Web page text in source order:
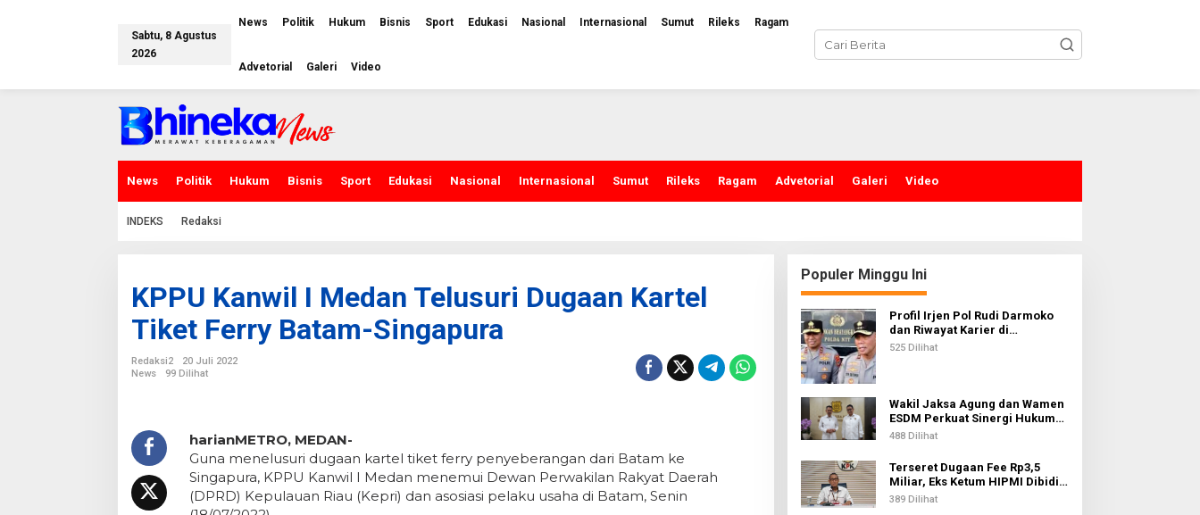
k
Sabtu, 8 Agustus
2026
News Politik Hukum Bisnis Sport Edukasi Nasional Internasional Sumut Rileks Ragam
Advetorial Galeri Video
News Politik Hukum Bisnis Sport Edukasi Nasional Internasional Sumut Rileks Ragam Advetorial Galeri Video
INDEKS Redaksi
KPPU Kanwil I Medan Telusuri Dugaan Kartel
Tiket Ferry Batam-Singapura
Redaksi2
20 Juli 2022
News
99 Dilihat
harianMETRO, MEDAN-
Guna menelusuri dugaan kartel tiket ferry penyeberangan dari Batam ke
Singapura, KPPU Kanwil I Medan menemui Dewan Perwakilan Rakyat Daerah
(DPRD) Kepulauan Riau (Kepri) dan asosiasi pelaku usaha di Batam, Senin
Populer Minggu Ini
Profil Irjen Pol Rudi Darmoko
dan Riwayat Karier di
Kepolisian
525 Dilihat
Wakil Jaksa Agung dan Wamen
ESDM Perkuat Sinergi Hukum
untuk Kawal Sektor Energi
488 Dilihat
Terseret Dugaan Fee Rp3,5
Miliar, Eks Ketum HIPMI Dibidik
KPK
389 Dilihat